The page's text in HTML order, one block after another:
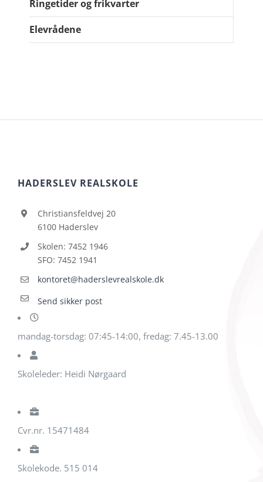
Ringetider og frikvarter
Elevrådene
HADERSLEV REALSKOLE
Christiansfeldvej 20
6100 Haderslev
Skolen: 7452 1946
SFO: 7452 1941
kontoret@haderslevrealskole.dk
Send sikker post
mandag-torsdag: 07:45-14:00, fredag: 7.45-13.00
Skoleleder: Heidi Nørgaard
Cvr.nr. 15471484
Skolekode. 515 014